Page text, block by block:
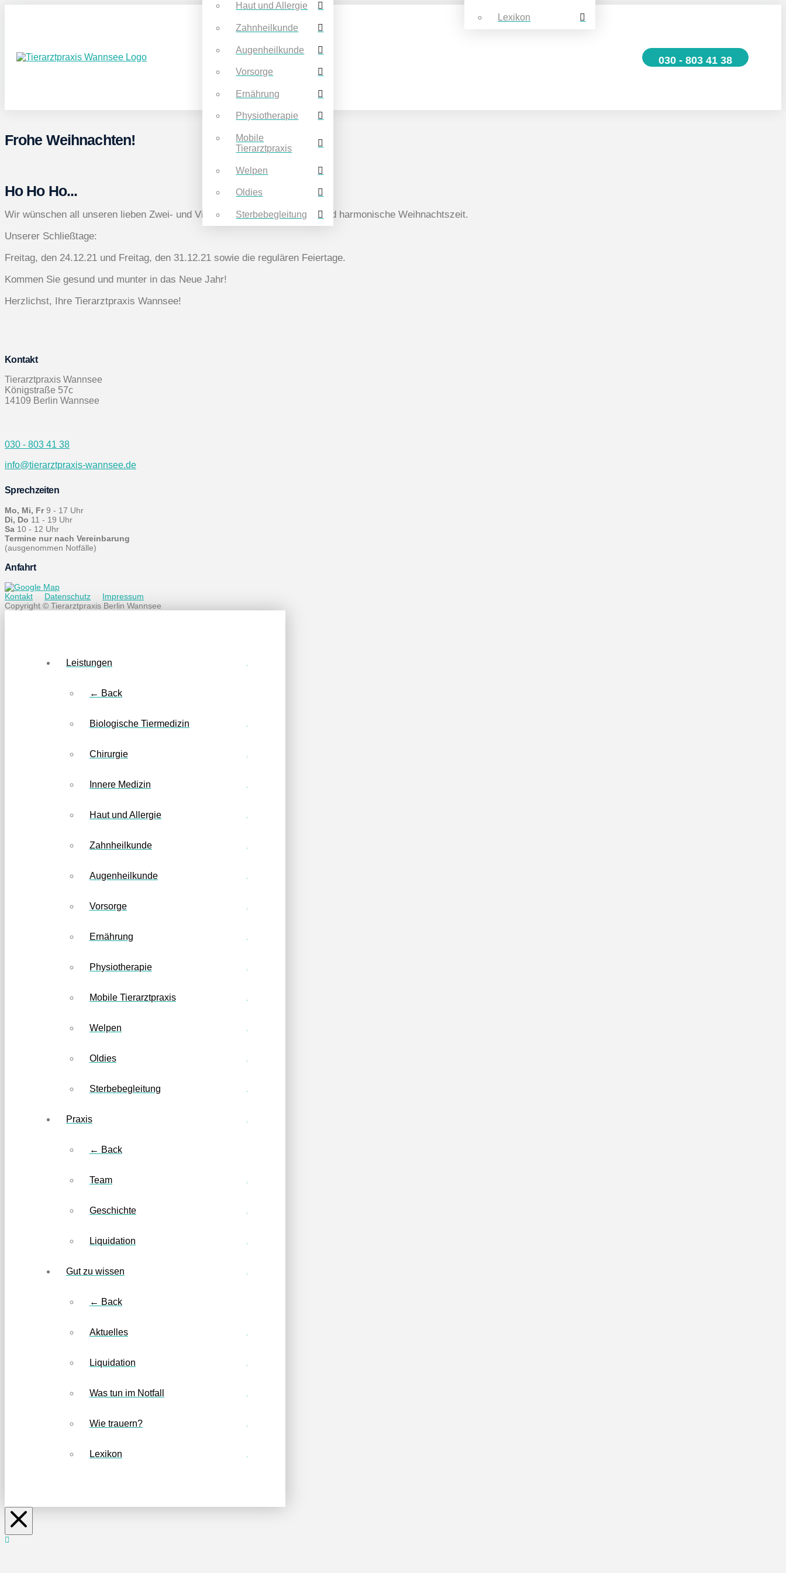
Haut und Allergie
Zahnheilkunde
Augenheilkunde
Vorsorge
Ernährung
Physiotherapie
Mobile
Tierarztpraxis
Welpen
Oldies
Sterbebegleitung
Lexikon
030 - 803 41 38
Frohe Weihnachten!
Ho Ho Ho...
Wir wünschen all unseren lieben Zwei- und Vierbeinern eine besinnliche und harmonische Weihnachtszeit.
Unserer Schließtage:
Freitag, den 24.12.21 und Freitag, den 31.12.21 sowie die regulären Feiertage.
Kommen Sie gesund und munter in das Neue Jahr!
Herzlichst, Ihre Tierarztpraxis Wannsee!
Kontakt
Tierarztpraxis Wannsee
Königstraße 57c
14109 Berlin Wannsee
030 - 803 41 38
info@tierarztpraxis-wannsee.de
Sprechzeiten
Mo, Mi, Fr9 - 17 Uhr
Di, Do 11 - 19 Uhr
Sa 10 - 12 Uhr
Termine nur nach Vereinbarung
(ausgenommen Notfälle)
Anfahrt
Kontakt Datenschutz
Impressum
Copyright © Tierarztpraxis Berlin Wannsee
Leistungen
← Back
Biologische Tiermedizin
Chirurgie
Innere Medizin
Haut und Allergie
Zahnheilkunde
Augenheilkunde
Vorsorge
Ernährung
Physiotherapie
Mobile Tierarztpraxis
Welpen
Oldies
Sterbebegleitung
Praxis
← Back
Team
Geschichte
Liquidation
Gut zu wissen
← Back
Aktuelles
Liquidation
Was tun im Notfall
Wie trauern?
Lexikon